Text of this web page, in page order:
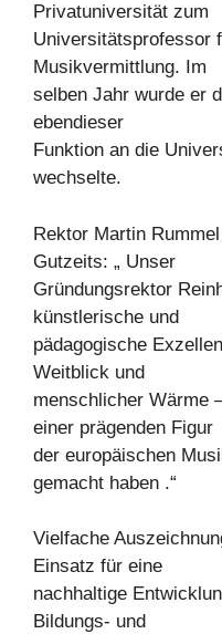
Privatuniversität zum
Universitätsprofessor
Musikvermittlung. Im
selben Jahr wurde er
ebendieser
Funktion an die
wechselte.
Rektor Martin
Gutzeits: „ Unser
Gründungsrektor
künstlerische und
pädagogische
Weitblick und
menschlicher Wärme
einer prägenden Figur
der europäischen
gemacht haben .“
Vielfache
Einsatz für eine
nachhaltige
Bildungs- und